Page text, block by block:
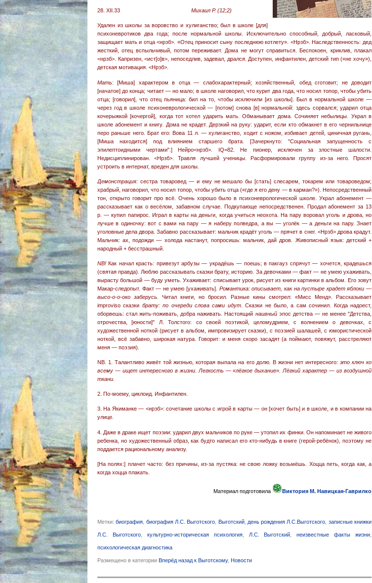
28. XII.33 Михаил Р. (12;2)
Удален из школы за воровство и хулиганство; был в школе [для]
психоневротиков два года; после нормальной школы. Исключительно способный, добрый, ласковый,
защищает мать и отца <нрзб>. «Отец приносит сыну последнюю котлету». <Нрзб>. Наследственность: дед
жесткий, отец вспыльчивый, потом переживает. Дома не могут справиться. Беспокоен, криклив, плакал
<нрзб>. Капризен, <ист[о]в>, непоседлив, задевал, дрался. Доступен, инфантилен, детский тип («не хочу»),
детская мотивация. <Нрзб>.
Мать: [Миша] характером в отца — слабохарактерный; хозяйственный, обед сготовит; не доводит
[начатое] до конца; читает — но мало; в школе наговорил, что курит два года, что носил топор, чтобы убить
отца; [говорил], что отец пьяница: бил на то, чтобы исключили [из школы]. Был в нормальной школе —
через год в школе психоневрологической — [потом] снова [в] нормальной: здесь сорвался; ударил отца
кочерыжкой [кочергой], когда тот хотел ударить мать. Обманывает дома. Сочиняет небылицы. Украл в
школе абонемент и книгу. Дома не крадет. Дерзкий на руку: ударит, если кто обмакнет в его чернильнице
перо раньше него. Брат его: Вова 11 л. — хулиганство, ходит с ножом, избивает детей, циничная ругань,
[Миша находится] под влиянием старшего брата. [Зачеркнуто: "Социальная запущенность с
эпилептоидными чертами".] Нейро<нрзб>. IQ=82. Не пионер, исключен за злостные шалости.
Недисциплинирован. <Нрзб>. Травля лучшей ученицы. Расформировали группу из-за него. Просят
устроить в интернат, вреден для школы.
Демонстрация: сестра товаровед — и ему не мешало бы [стать] слесарем, токарем или товароведом;
храбрый, наговорил, что носил топор, чтобы убить отца («где я его дену — в карман?»). Непосредственный
тон, открыто говорит про всё. Очень хорошо было в психоневрологической школе. Украл абонемент —
рассказывает как о весёлом, забавном случае. Подкупающе непосредственен. Продал абонемент за 13
р. — купил папирос. Играл в карты на деньги, когда учиться неохота. На пару воровал уголь и дрова, но
лучше в одиночку: вот с вами на пару — я наберу полведра, а вы — уголёк — а деньги на пару. Знает
уголовные дела двора. Забавно рассказывает: мальчик крадёт уголь — прячет в снег. <Нрзб> дрова крадут.
Мальчик: ах, подожди — холода настанут, попросишь: мальчик, дай дров. Живописный язык: детский +
народный + бесстрашный.
NB! Как начал красть: привезут арбузы — украдёшь — поешь; в пакгауз спрячут — хочется, крадешься
(святая правда). Люблю рассказывать сказки брату, историю. За девочками — факт — не умею ухаживать,
вырасту большой — буду уметь. Ухаживает: списывает урок, рисует из книги картинки в альбом. Его зовут
Макар-следопыт. Факт — не умею [ухаживать]. Романтика: описывает, как на пустыре крадет яблоки —
высо-о-о-око заберусь.
Читал книги, но бросил. Разные кины смотрел: «Мисс Менд». Рассказывает
improviso сказки брату: по очереди слова сами идут. Сказки не было, а сам сочинил. Когда надоест,
оборвешь: стал жить-поживать, добра наживать. Настоящий наивныйэпос детства — не менее "Детства,
отрочества, [юности]" Л. Толстого: со своей поэтикой, целомудрием, с волнением о девочках, с
художественной ноткой (рисует в альбом, импровизирует сказки), с поэзией шалашей, с юмористической
ноткой, всё забавно, широкая натура. Говорит: и меня скоро засадят (а поймают, повяжут, расстреляют
меня — поэзия).
NB. 1. Талантливо живёт той жизнью, которая выпала на его долю. В жизни нет интересного: это ключ ко
всему — ищет интересного в жизни. Легкость — «лёгкое дыхание». Лёгкий характер — из воздушной
ткани.
2. По-моему, циклоид. Инфантилен.
3. На Якиманке — <нрзб>: сочетание школы с игрой в карты — он [хочет быть] и в школе, и в компании на
улице.
4. Даже в драке ищет поэзии: ударил двух мальчиков по руке — утопил их финки. Он напоминает не живого
ребенка, но художественный образ, как будто написал его кто-нибудь в книге (герой-ребёнок), поэтому не
поддается рациональному анализу.
[На полях:] плачет часто: без причины, из-за пустяка: не свою ложку возьмёшь. Хоцца петь, когда как, а
когда хоцца плакать.
Материал подготовила Виктория М. Навицкая-Гаврилко
Метки:биография биография Л.С. Выготского Выготский, день рождения Л.С.Выготского записные книжки
Л.С. Выготского, культурно-историческая психология, Л.С. Выготский ,неизвестные факты жизни
психологическая диагностика
Размещено в категории Вперёд назад к Выготскому, Новости